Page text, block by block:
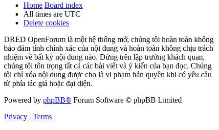
Home Board index
All times are UTC
Delete cookies
DRED OpenForum là một hệ thống mở, chúng tôi hoàn toàn không
bảo đảm tính chính xác của nội dung và hoàn toàn không chịu trách
nhiệm về bất kỳ nội dung nào. Đứng trên lập trường khách quan,
chúng tôi tôn trọng tất cả các bài viết và ý kiến của bạn đọc. Chúng
tôi chỉ xóa nội dung được cho là vi phạm bản quyền khi có yêu cầu
từ phía tác giả hoặc đại diện.
Powered by phpBB® Forum Software © phpBB Limited
Privacy | Terms